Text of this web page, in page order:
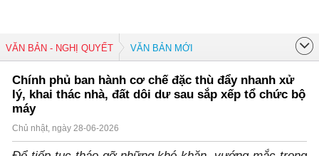
VĂN BẢN - NGHỊ QUYẾT VĂN BẢN MỚI
Chính phủ ban hành cơ chế đặc thù đẩy nhanh xử
lý, khai thác nhà, đất dôi dư sau sắp xếp tổ chức bộ
máy
Chủ nhật, ngày 28-06-2026